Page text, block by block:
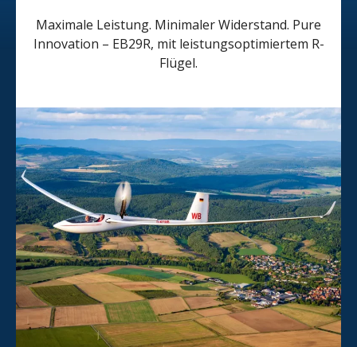
Maximale Leistung. Minimaler Widerstand. Pure
Innovation – EB29R, mit leistungsoptimiertem R-
Flügel.